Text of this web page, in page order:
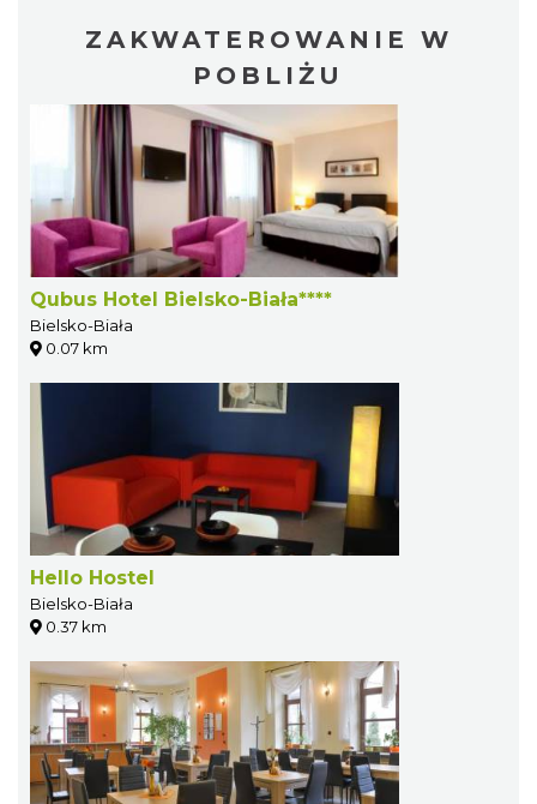
ZAKWATEROWANIE W
POBLIŻU
Qubus Hotel Bielsko-Biała****
Bielsko-Biała
0.07 km
Hello Hostel
Bielsko-Biała
0.37 km